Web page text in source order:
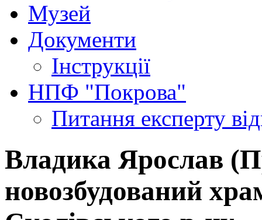
Музей
Документи
Інструкції
НПФ "Покрова"
Питання експерту
Владика Ярослав
новозбудований